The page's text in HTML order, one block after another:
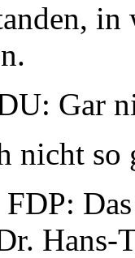
in
Gar
nicht so